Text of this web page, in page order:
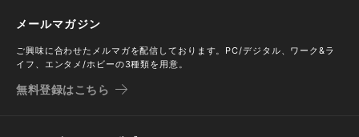
メールマガジン
ご興味に合わせたメルマガを配信しております。PC/デジタル、ワーク&ラ
イフ、エンタメ/ホビーの3種類を用意。
無料登録はこちら